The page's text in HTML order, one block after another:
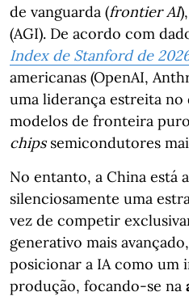
de vanguarda (frontier AI
(AGI). De acordo com
Index de Stanford de
americanas (OpenAI,
uma liderança estreita
modelos de fronteira
chipssemicondutores
No entanto, a China está
silenciosamente uma
vez de competir
generativo mais
posicionar a IA como um
produção, focando-se na